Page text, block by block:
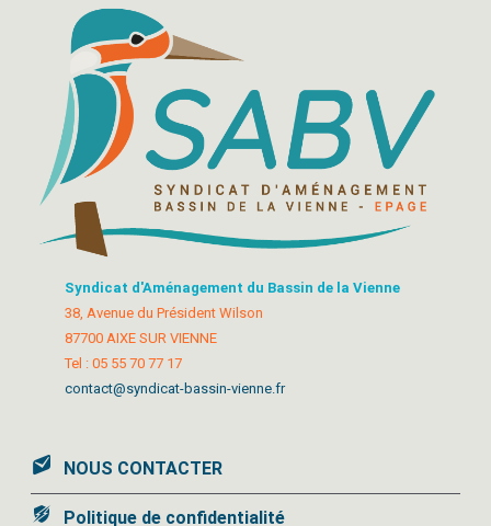
Syndicat d'Aménagement du Bassin de la Vienne
38, Avenue du Président Wilson
87700 AIXE SUR VIENNE
Tel : 05 55 70 77 17
contact@syndicat-bassin-vienne.fr
NOUS CONTACTER
Politique de confidentialité